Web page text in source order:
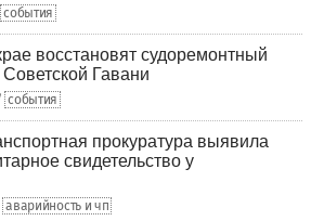
события
восстановят судоремонтный
Гавани
события
прокуратура выявила
свидетельство у
аварийность и чп